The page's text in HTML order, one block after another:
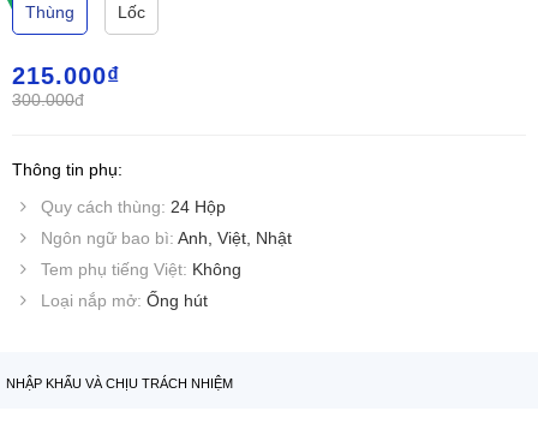
Thùng Lốc
215.000₫
300.000đ
Thông tin phụ:
Quy cách thùng: 24 Hộp
Ngôn ngữ bao bì: Anh, Việt, Nhật
Tem phụ tiếng Việt: Không
Loại nắp mở: Ống hút
NHẬP KHẨU VÀ CHỊU TRÁCH NHIỆM